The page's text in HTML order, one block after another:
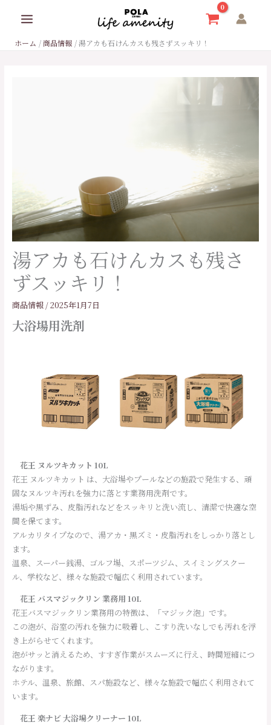
ホーム 商品情報 湯アカも石けんカスも残さずスッキリ！
湯アカも石けんカスも残さ
ずスッキリ！
商品情報 /2025年1月7日
大浴場用洗剤
花王 ヌルツキカット 10L
花王 ヌルツキカット は、大浴場やプールなどの施設で発生する、頑
固なヌルツキ汚れを強力に落とす業務用洗剤です。
湯垢や黒ずみ、皮脂汚れなどをスッキリと洗い流し、清潔で快適な空
間を保てます。
アルカリタイプなので、湯アカ・黒ズミ・皮脂汚れをしっかり落とし
ます。
温泉、スーパー銭湯、ゴルフ場、スポーツジム、スイミングスクー
ル、学校など、様々な施設で幅広く利用されています。
花王 バスマジックリン 業務用 10L
花王バスマジックリン業務用の特徴は、「マジック泡」です。
この泡が、浴室の汚れを強力に吸着し、こすり洗いなしでも汚れを浮
き上がらせてくれます。
泡がサッと消えるため、すすぎ作業がスムーズに行え、時間短縮につ
ながります。
ホテル、温泉、旅館、スパ施設など、様々な施設で幅広く利用されて
います。
花王 楽ナビ 大浴場クリーナー 10L